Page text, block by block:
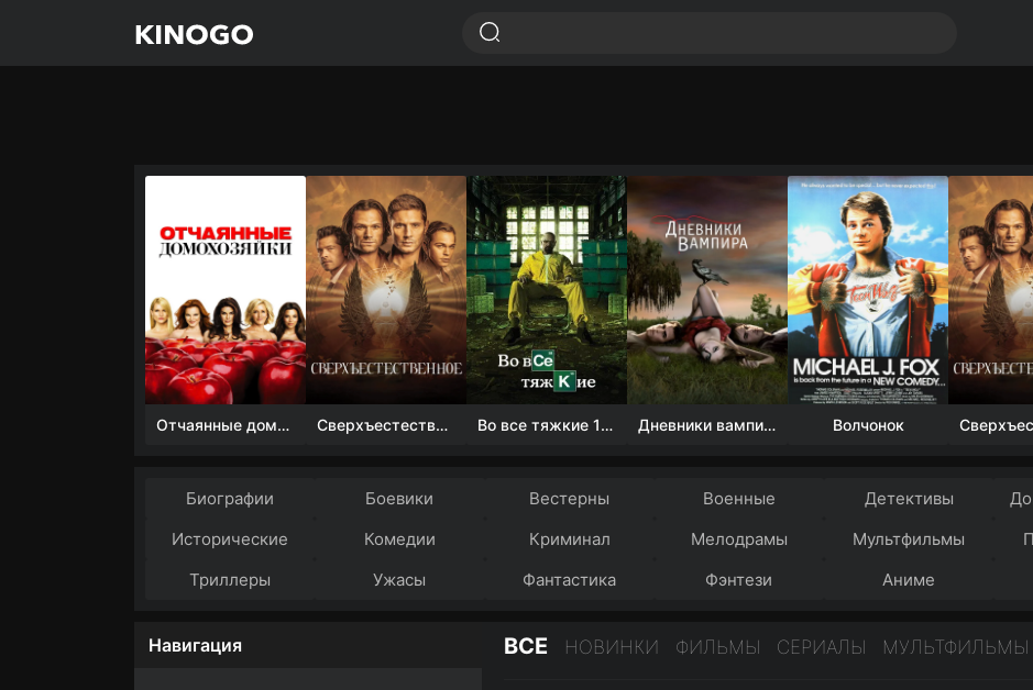
Отчаянные домохозяйки (1 сезон) Сверхъестественное Во все тяжкие 1-5 сезон Дневники вампира (4 сезон) Волчонок
Биографии Боевики Вестерны Военные Детективы
Исторические
Комедии Криминал Мелодрамы Мультфильмы
Триллеры
Ужасы Фантастика Фэнтези Аниме
ВСЕ НОВИНКИ ФИЛЬМЫ СЕРИАЛЫ МУЛЬТФИЛЬМЫ
Навигация